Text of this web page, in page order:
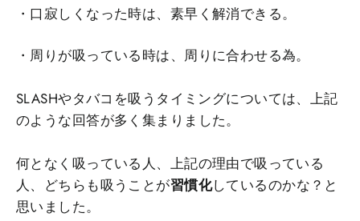
・口寂しくなった時は、素早く解消できる。
・周りが吸っている時は、周りに合わせる為。
SLASHやタバコを吸うタイミングについては、上記
のような回答が多く集まりました。
何となく吸っている人、上記の理由で吸っている
人、どちらも吸うことが習慣化しているのかな？と
思いました。